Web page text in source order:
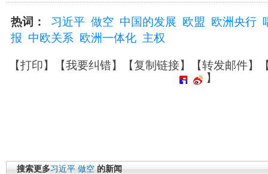
热词： 习近平 做空 中国的发展 欧盟 欧洲央行
报 中欧关系 欧洲一体化 主权
【打印】【我要纠错】【复制链接】【转发邮件】
】
搜索更多习近平 做空 的新闻